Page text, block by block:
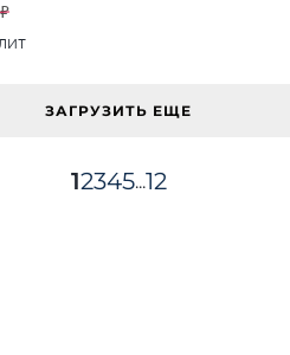
ЗАГРУЗИТЬ ЕЩЕ
12345...12